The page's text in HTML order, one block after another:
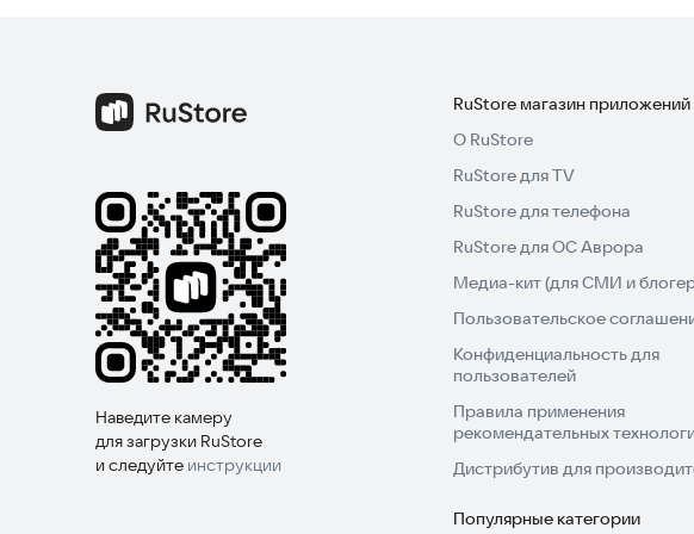
Наведите камеру
для загрузки RuStore
и следуйте инструкции
RuStore магазин приложений
О RuStore
RuStore для TV
RuStore для телефона
RuStore для ОС Аврора
Медиа-кит (для СМИ и
Пользовательское
Конфиденциальность для
пользователей
Правила применения
рекомендательных
Дистрибутив для
Популярные категории